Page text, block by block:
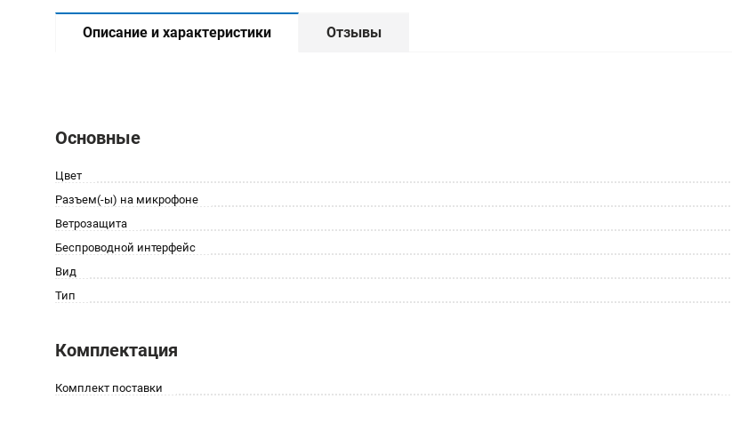
Описание и характеристики Отзывы
Основные
Цвет
Разъем(-ы) на микрофоне
Ветрозащита
Беспроводной интерфейс
Вид
Тип
Комплектация
Комплект поставки